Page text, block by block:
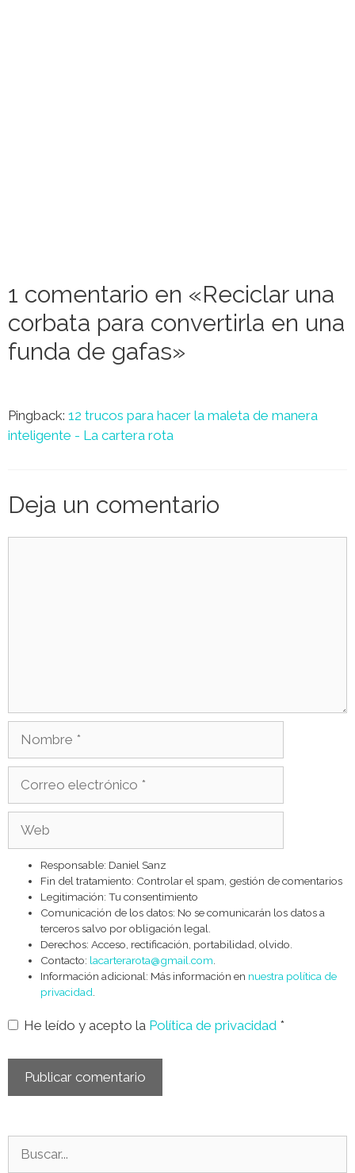
1 comentario en «Reciclar una
corbata para convertirla en una
funda de gafas»
Pingback: 12 trucos para hacer la maleta de manera
inteligente - La cartera rota
Deja un comentario
electrónico
Responsable: Daniel Sanz
Fin del tratamiento: Controlar el spam, gestión de comentarios
Legitimación: Tu consentimiento
Comunicación de los datos: No se comunicarán los datos a
terceros salvo por obligación legal.
Derechos: Acceso, rectificación, portabilidad, olvido.
Contacto: lacarterarota@gmail.com
Información adicional: Más información en nuestra política de
privacidad
He leído y acepto la Política de privacidad *